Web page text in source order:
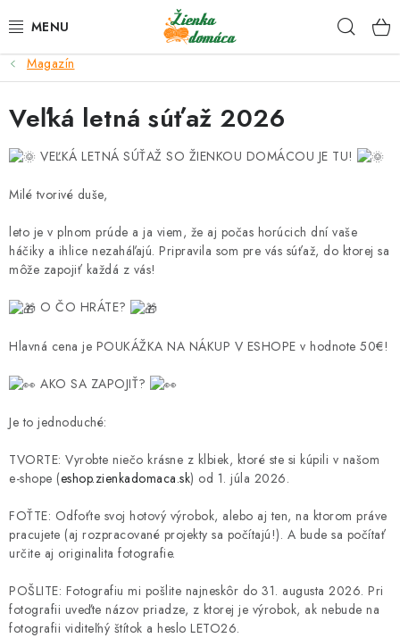
na
NOVINKY*
KLBKÁ
DARČEKOVÉ POUKÁŽKY
VÝPREDAJ!
O nás a výrobcoch
VIDEO návody k ovládaniu e-shopu
Magazín
Veľká letná súťaž 2026
VEĽKÁ LETNÁ SÚŤAŽ SO ŽIENKOU DOMÁCOU JE TU!
Milé tvorivé duše,
leto je v plnom prúde a ja viem, že aj počas horúcich dní vaše
háčiky a ihlice nezaháľajú. Pripravila som pre vás súťaž, do ktorej sa
môže zapojiť každá z vás!
O ČO HRÁTE?
Hlavná cena je POUKÁŽKA NA NÁKUP V ESHOPE v hodnote 50€!
AKO SA ZAPOJIŤ?
Je to jednoduché:
TVORTE: Vyrobte niečo krásne z klbiek, ktoré ste si kúpili v našom
e-shope (eshop.zienkadomaca.sk) od 1. júla 2026.
FOŤTE: Odfoťte svoj hotový výrobok, alebo aj ten, na ktorom práve
pracujete (aj rozpracované projekty sa počítajú!). A bude sa počítať
určite aj originalita fotografie.
POŠLITE: Fotografiu mi pošlite najneskôr do 31. augusta 2026. Pri
fotografii uveďte názov priadze, z ktorej je výrobok, ak nebude na
fotografii viditeľný štítok a heslo LETO26.